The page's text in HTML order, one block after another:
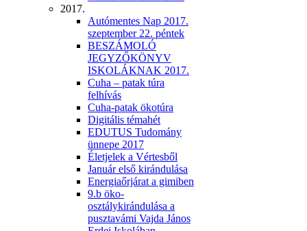
2017.
Autómentes Nap 2017.
szeptember 22. péntek
BESZÁMOLÓ
JEGYZŐKÖNYV
ISKOLÁKNAK 2017.
Cuha – patak túra
felhívás
Cuha-patak ökotúra
Digitális témahét
EDUTUS Tudomány
ünnepe 2017
Életjelek a Vértesből
Január első kirándulása
Energiaőrjárat a gimiben
9.b öko-
osztálykirándulása a
pusztavámi Vajda János